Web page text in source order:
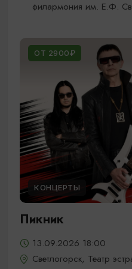
филармония им. Е.Ф.
ОТ 2900₽
КОНЦЕРТЫ
Пикник
13.09.2026 18:00
Светлогорск, Театр